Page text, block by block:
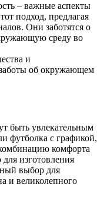
– важные аспекты
подход, предлагая
Они заботятся о
среду во
и
об окружающем
быть увлекательным
футболка с графикой,
комфорта
изготовления
выбор для
и великолепного